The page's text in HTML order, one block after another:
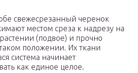
свежесрезанный черенок
местом среза к надрезу на
(подвое) и прочно
положении. Их ткани
система начинает
как единое целое.